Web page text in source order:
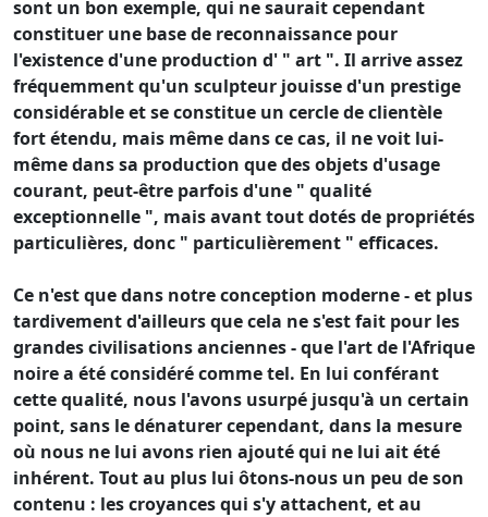
sont un bon exemple, qui ne saurait cependant
constituer une base de reconnaissance pour
l'existence d'une production d' " art ". Il arrive assez
fréquemment qu'un sculpteur jouisse d'un prestige
considérable et se constitue un cercle de clientèle
fort étendu, mais même dans ce cas, il ne voit lui-
même dans sa production que des objets d'usage
courant, peut-être parfois d'une " qualité
exceptionnelle ", mais avant tout dotés de propriétés
particulières, donc " particulièrement " efficaces.
Ce n'est que dans notre conception moderne - et plus
tardivement d'ailleurs que cela ne s'est fait pour les
grandes civilisations anciennes - que l'art de l'Afrique
noire a été considéré comme tel. En lui conférant
cette qualité, nous l'avons usurpé jusqu'à un certain
point, sans le dénaturer cependant, dans la mesure
où nous ne lui avons rien ajouté qui ne lui ait été
inhérent. Tout au plus lui ôtons-nous un peu de son
contenu : les croyances qui s'y attachent, et au